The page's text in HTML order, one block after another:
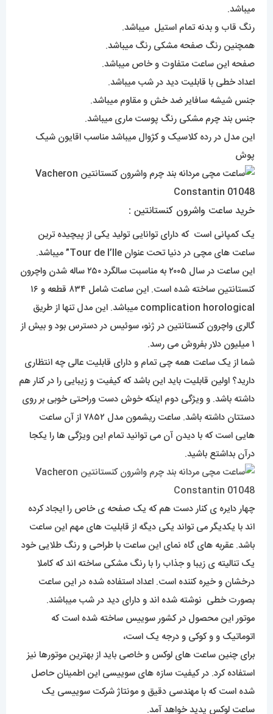
میباشد.
رنگ قاب و بدنه تمام استیل میباشد.
همچنین رنگ صفحه مشکی رنگ میباشد.
صفحه این ساعت متفاوت و خاص میباشد.
اعداد خطی با قابلیت دید در شب میباشد.
جنس شیشه سافایر ضد خش و مقاوم میباشد.
جنس بند چرم مشکی رنگ پوست ماری میباشد.
این مدل در رده کلاسیک و کژوال میباشد مناسب اقایون شیک
پوش
خرید ساعت واشرون کنستانتین :
یک کمپانی است که دارای توانایی تولید یکی از پیچیده ترین
ساعت های مچی در دنیا تحت عنوان Tour de I’lle” میباشد.
این ساعت در سال ۲۰۰۵ به مناسبت سالگرد ۲۵۰ ساله شدن واچرون
کنستانتین ساخته شده است. این ساعت شامل ۸۳۴ قطعه و ۱۶
complication horological میباشد. این مدل تنها از طریق
گالری واچرون کنستانتین در ژنو، سوئیس در دسترس بود و بیش از
۱ میلیون دلار بفروش می رسد.
شما از یک ساعت همه چی تمام و دارای قابلیت عالی چه انتظاری
دارید؟ اولین قابلیت باید این باشد که کیفیت و زیبایی را در کنار هم
داشته باشد. و ویژگی دوم اینکه خوش دست وراحتی خوبی بر روی
دستتان داشته باشد. ساعت ریشمون مدل ۷۸۵۲ از آن ساعت
هایی است که با دیدن آن می توانید تمام این ویژگی ها را یکجا
درآن بداشتع باشید.
چهار دایره ی کنار دست هم که یک صفحه ی خاص را ایجاد کرده
اند با یکدیگر می تواند یکی دیگه از قابلیت های مهم این ساعت
باشد. عقربه های گاه نمای این ساعت با طراحی و رنگ طلایی خود
یک تنالیته ی زیبا و جذاب را با رنگ مشکی ساخته اند که کاملا
درخشان و خیره کننده است. اعداد استفاده شده در این ساعت
بصورت خطی نوشته شده اند و دارای دید در شب میباشند.
موتور این محصول در کشور سوییس ساخته شده است که
اتوماتیک و و کوکی و درجه یک است،
برای چنین ساعت های لوکس و خاصی باید از بهترین موتورها نیز
استفاده کرد. در کیفیت سازه های سوییسی این اطمینان حاصل
شده است که با مهندسی دقیق و مونتاژ شرکت سوییسی یک
ساعت لوکس پدید خواهد آمد.